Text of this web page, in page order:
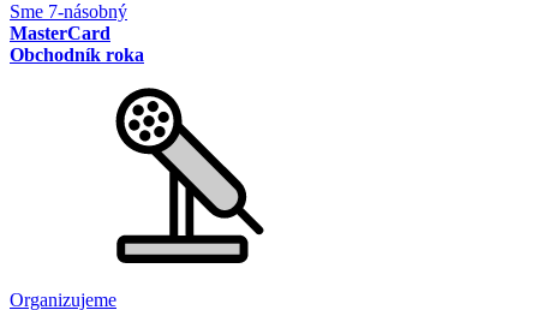
Sme 7-násobný
MasterCard
Obchodník roka
Organizujeme